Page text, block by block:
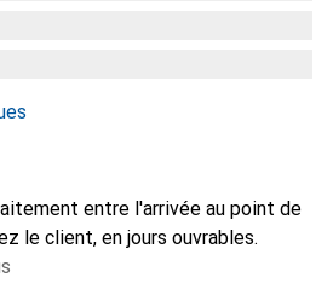
entre l'arrivée au point de
le client, en jours ouvrables.